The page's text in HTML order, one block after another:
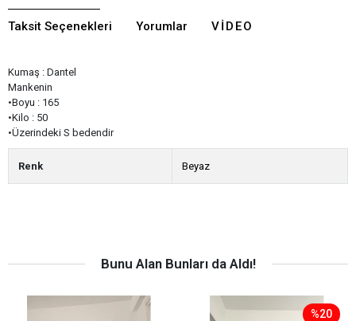
Taksit Seçenekleri Yorumlar VIDEO
Kumaş : Dantel
Mankenin
•Boyu : 165
•Kilo : 50
•Üzerindeki S bedendir
Renk Beyaz
Bunu Alan Bunları da Aldı!
%20